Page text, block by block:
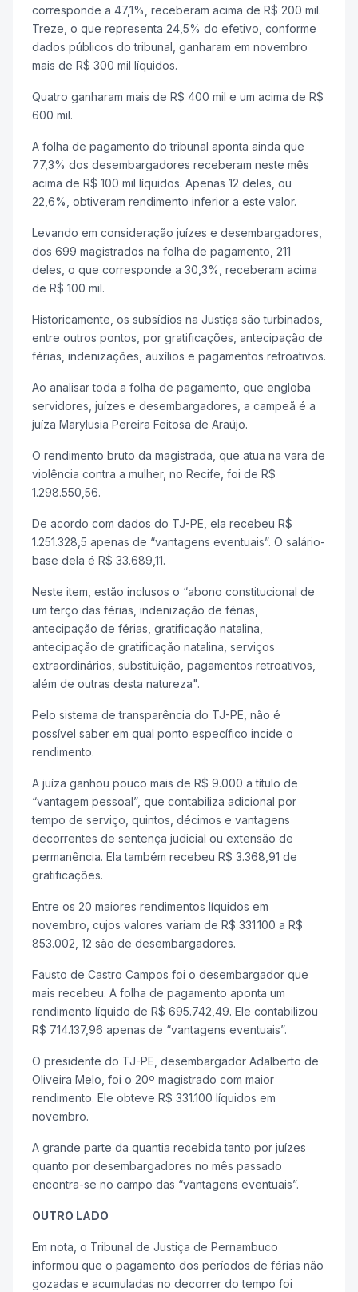
corresponde a 47,1%, receberam acima de R$ 200 mil.
Treze, o que representa 24,5% do efetivo, conforme
dados públicos do tribunal, ganharam em novembro
mais de R$ 300 mil líquidos.
Quatro ganharam mais de R$ 400 mil e um acima de R$
600 mil.
A folha de pagamento do tribunal aponta ainda que
77,3% dos desembargadores receberam neste mês
acima de R$ 100 mil líquidos. Apenas 12 deles, ou
22,6%, obtiveram rendimento inferior a este valor.
Levando em consideração juízes e desembargadores,
dos 699 magistrados na folha de pagamento, 211
deles, o que corresponde a 30,3%, receberam acima
de R$ 100 mil.
Historicamente, os subsídios na Justiça são turbinados,
entre outros pontos, por gratificações, antecipação de
férias, indenizações, auxílios e pagamentos retroativos.
Ao analisar toda a folha de pagamento, que engloba
servidores, juízes e desembargadores, a campeã é a
juíza Marylusia Pereira Feitosa de Araújo.
O rendimento bruto da magistrada, que atua na vara de
violência contra a mulher, no Recife, foi de R$
1.298.550,56.
De acordo com dados do TJ-PE, ela recebeu R$
1.251.328,5 apenas de “vantagens eventuais”. O salário-
base dela é R$ 33.689,11.
Neste item, estão inclusos o “abono constitucional de
um terço das férias, indenização de férias,
antecipação de férias, gratificação natalina,
antecipação de gratificação natalina, serviços
extraordinários, substituição, pagamentos retroativos,
além de outras desta natureza".
Pelo sistema de transparência do TJ-PE, não é
possível saber em qual ponto específico incide o
rendimento.
A juíza ganhou pouco mais de R$ 9.000 a título de
“vantagem pessoal”, que contabiliza adicional por
tempo de serviço, quintos, décimos e vantagens
decorrentes de sentença judicial ou extensão de
permanência. Ela também recebeu R$ 3.368,91 de
gratificações.
Entre os 20 maiores rendimentos líquidos em
novembro, cujos valores variam de R$ 331.100 a R$
853.002, 12 são de desembargadores.
Fausto de Castro Campos foi o desembargador que
mais recebeu. A folha de pagamento aponta um
rendimento líquido de R$ 695.742,49. Ele contabilizou
R$ 714.137,96 apenas de “vantagens eventuais”.
O presidente do TJ-PE, desembargador Adalberto de
Oliveira Melo, foi o 20º magistrado com maior
rendimento. Ele obteve R$ 331.100 líquidos em
novembro.
A grande parte da quantia recebida tanto por juízes
quanto por desembargadores no mês passado
encontra-se no campo das “vantagens eventuais”.
OUTRO LADO
Em nota, o Tribunal de Justiça de Pernambuco
informou que o pagamento dos períodos de férias não
gozadas e acumuladas no decorrer do tempo foi